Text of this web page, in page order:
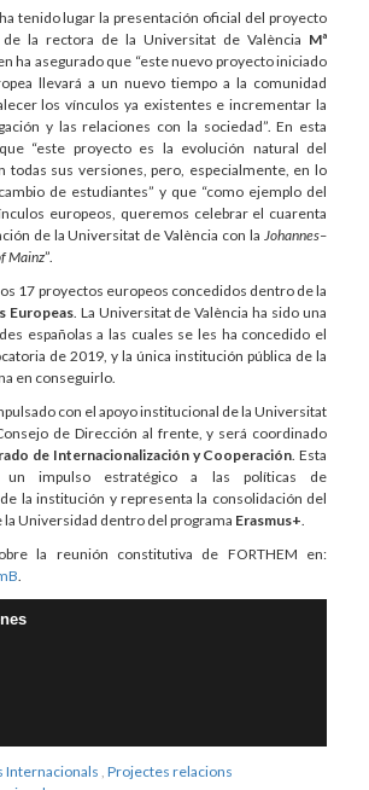
tenido lugar la presentación oficial del proyecto
de la rectora de la Universitat de València Mª
ha asegurado que “este nuevo proyecto iniciado
llevará a un nuevo tiempo a la comunidad
los vínculos ya existentes e incrementar la
y las relaciones con la sociedad”. En esta
“este proyecto es la evolución natural del
todas sus versiones, pero, especialmente, en lo
de estudiantes” y que “como ejemplo del
europeos, queremos celebrar el cuarenta
de la Universitat de València con la Johannes–
Mainz”.
17 proyectos europeos concedidos dentro de la
Europeas. La Universitat de València ha sido una
españolas a las cuales se les ha concedido el
de 2019, y la única institución pública de la
en conseguirlo.
con el apoyo institucional de la Universitat
de Dirección al frente, y será coordinado
de Internacionalización y Cooperación. Esta
un impulso estratégico a las políticas de
la institución y representa la consolidación del
Universidad dentro del programa Erasmus+.
la reunión constitutiva de FORTHEM en:
.
Internacionals Projectes relacions